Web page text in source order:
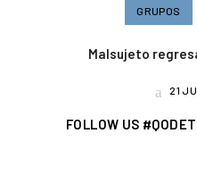
GRUPOS
Malsujeto
21
FOLLOW US